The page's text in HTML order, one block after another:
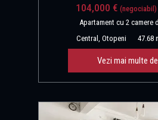
104,000 € (negociabil)
Apartament cu 2 camere
Central, Otopeni
47.68
Vezi mai multe